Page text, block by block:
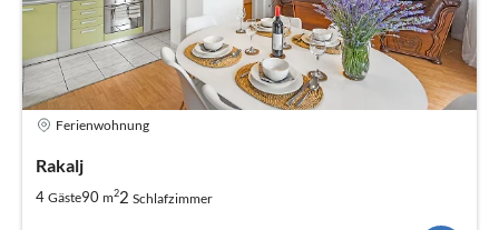
Ferienwohnung
Rakalj
4 Gäste90 m22 Schlafzimmer